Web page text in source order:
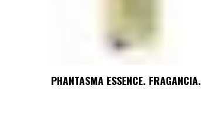
PHANTASMA ESSENCE. FRAGANCIA.